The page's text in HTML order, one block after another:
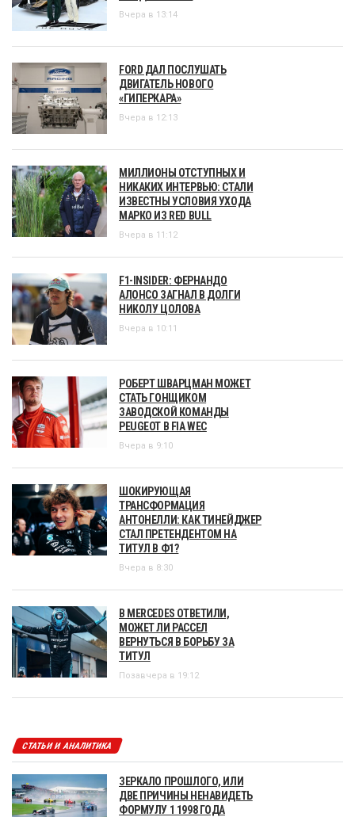
Вчера в 13:14
FORD ДАЛ ПОСЛУШАТЬ
ДВИГАТЕЛЬ НОВОГО
«ГИПЕРКАРА»
Вчера в 12:13
МИЛЛИОНЫ ОТСТУПНЫХ И
НИКАКИХ ИНТЕРВЬЮ: СТАЛИ
ИЗВЕСТНЫ УСЛОВИЯ УХОДА
МАРКО ИЗ RED BULL
Вчера в 11:12
F1-INSIDER: ФЕРНАНДО
АЛОНСО ЗАГНАЛ В ДОЛГИ
НИКОЛУ ЦОЛОВА
Вчера в 10:11
РОБЕРТ ШВАРЦМАН МОЖЕТ
СТАТЬ ГОНЩИКОМ
ЗАВОДСКОЙ КОМАНДЫ
PEUGEOT В FIA WEC
Вчера в 9:10
ШОКИРУЮЩАЯ
ТРАНСФОРМАЦИЯ
АНТОНЕЛЛИ: КАК ТИНЕЙДЖЕР
СТАЛ ПРЕТЕНДЕНТОМ НА
ТИТУЛ В Ф1?
Вчера в 8:30
В MERCEDES ОТВЕТИЛИ,
МОЖЕТ ЛИ РАССЕЛ
ВЕРНУТЬСЯ В БОРЬБУ ЗА
ТИТУЛ
Позавчера в 19:12
СТАТЬИ И АНАЛИТИКА
ЗЕРКАЛО ПРОШЛОГО, ИЛИ
ДВЕ ПРИЧИНЫ НЕНАВИДЕТЬ
ФОРМУЛУ 1 1998 ГОДА